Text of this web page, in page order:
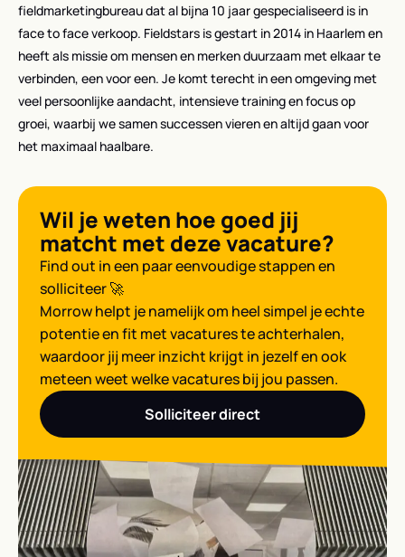
fieldmarketingbureau dat al bijna 10 jaar gespecialiseerd is in
face to face verkoop. Fieldstars is gestart in 2014 in Haarlem en
heeft als missie om mensen en merken duurzaam met elkaar te
verbinden, een voor een. Je komt terecht in een omgeving met
veel persoonlijke aandacht, intensieve training en focus op
groei, waarbij we samen successen vieren en altijd gaan voor
het maximaal haalbare.
Wil je weten hoe goed jij
matcht met deze vacature?
Find out in een paar eenvoudige stappen en
solliciteer 🚀
Morrow helpt je namelijk om heel simpel je echte
potentie en fit met vacatures te achterhalen,
waardoor jij meer inzicht krijgt in jezelf en ook
meteen weet welke vacatures bij jou passen.
Solliciteer direct